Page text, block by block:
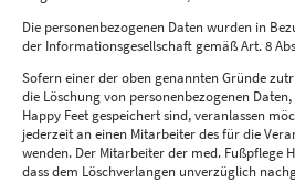
Die personenbezogenen Daten wurden in
der Informationsgesellschaft gemäß Art. 8
Sofern einer der oben genannten Gründe
die Löschung von personenbezogenen
Happy Feet gespeichert sind, veranlassen
jederzeit an einen Mitarbeiter des für die
wenden. Der Mitarbeiter der med. Fußpflege
dass dem Löschverlangen unverzüglich